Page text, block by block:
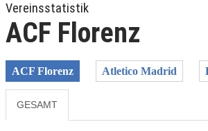
Vereinsstatistik
ACF Florenz
ACF Florenz Atletico Madrid
GESAMT